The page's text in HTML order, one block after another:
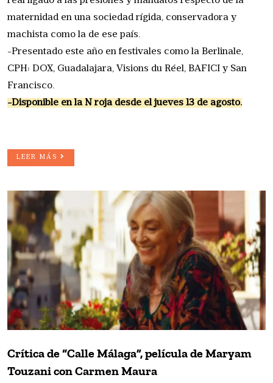
maternidad en una sociedad rígida, conservadora y
machista como la de ese país.
-Presentado este año en festivales como la Berlinale,
CPH: DOX, Guadalajara, Visions du Réel, BAFICI y San
Francisco.
-Disponible en la N roja desde el jueves 13 de agosto.
LEER MÁS
Crítica de “Calle Málaga”, película de Maryam
Touzani con Carmen Maura